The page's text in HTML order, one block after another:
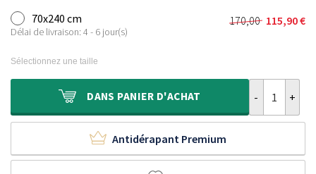
70x240 cm
Délai de livraison: 4 - 6 jour(s)
170,00
Le
170,00 €.
115,90€
Le
115,90 €.
Sélectionnez une taille
DANS PANIER D'ACHAT
Antidérapant Premium